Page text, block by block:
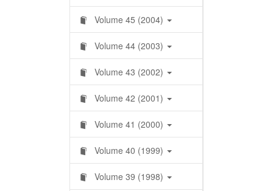
Volume 45 (2004)
Volume 44 (2003)
Volume 43 (2002)
Volume 42 (2001)
Volume 41 (2000)
Volume 40 (1999)
Volume 39 (1998)